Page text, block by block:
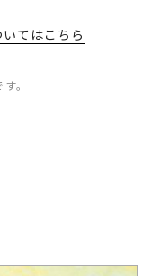
てはこちら
。